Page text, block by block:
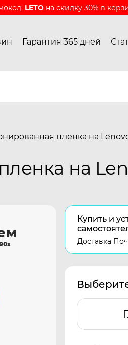
LETO на скидку 30% в
Гарантия 365 дней
пленка на
на
Купить и
Доставка